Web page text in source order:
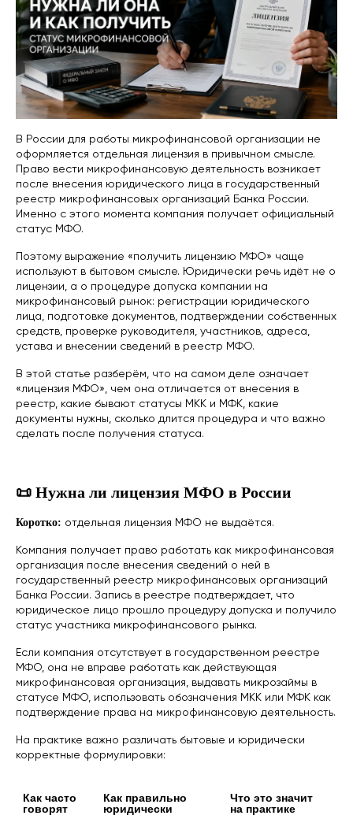
В России для работы микрофинансовой организации не
оформляется отдельная лицензия в привычном смысле.
Право вести микрофинансовую деятельность возникает
после внесения юридического лица в государственный
реестр микрофинансовых организаций Банка России.
Именно с этого момента компания получает официальный
статус МФО.
Поэтому выражение «получить лицензию МФО» чаще
используют в бытовом смысле. Юридически речь идёт не о
лицензии, а о процедуре допуска компании на
микрофинансовый рынок: регистрации юридического
лица, подготовке документов, подтверждении собственных
средств, проверке руководителя, участников, адреса,
устава и внесении сведений в реестр МФО.
В этой статье разберём, что на самом деле означает
«лицензия МФО», чем она отличается от внесения в
реестр, какие бывают статусы МКК и МФК, какие
документы нужны, сколько длится процедура и что важно
сделать после получения статуса.
📜 Нужна ли лицензия МФО в России
Коротко: отдельная лицензия МФО не выдаётся.
Компания получает право работать как микрофинансовая
организация после внесения сведений о ней в
государственный реестр микрофинансовых организаций
Банка России. Запись в реестре подтверждает, что
юридическое лицо прошло процедуру допуска и получило
статус участника микрофинансового рынка.
Если компания отсутствует в государственном реестре
МФО, она не вправе работать как действующая
микрофинансовая организация, выдавать микрозаймы в
статусе МФО, использовать обозначения МКК или МФК как
подтверждение права на микрофинансовую деятельность.
На практике важно различать бытовые и юридически
корректные формулировки:
Как часто
говорят
Как правильно
юридически
Что это значит
на практике